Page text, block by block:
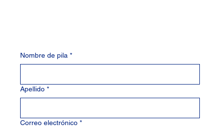
Nombre de pila *
Apellido *
Correo electrónico *